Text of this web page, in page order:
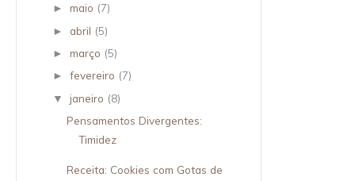
►maio (7)
► abril (5)
►março (5)
►fevereiro (7)
▼ janeiro (8)
Pensamentos Divergentes:
Timidez
Receita: Cookies com Gotas de